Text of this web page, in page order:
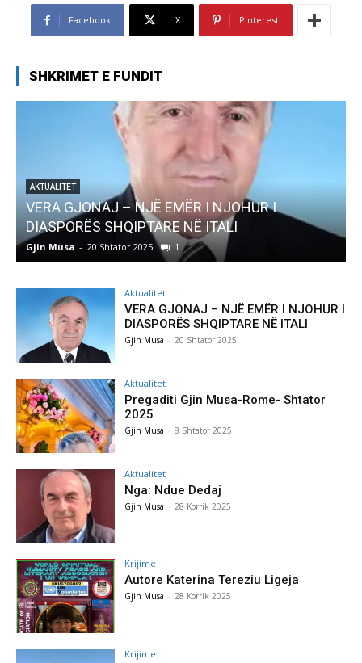
Facebook X Pinterest
SHKRIMET E FUNDIT
I NJOHUR I
ITALI
AKTUALITET
Pregaditi Gjin Musa-Rome-
Gjin Musa 8 Shtator 2025
Aktualitet
VERA GJONAJ – NJË EMËR I NJOHUR I
DIASPORËS SHQIPTARE NË ITALI
Gjin Musa - 20 Shtator 2025
Aktualitet
Pregaditi Gjin Musa-Rome- Shtator
2025
Gjin Musa - 8 Shtator 2025
Aktualitet
Nga: Ndue Dedaj
Gjin Musa - 28 Korrik 2025
Krijime
Autore Katerina Tereziu Ligeja
Gjin Musa - 28 Korrik 2025
Krijime